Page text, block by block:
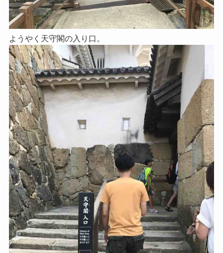
ようやく天守閣の入り口。